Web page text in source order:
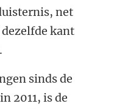
net
kant
sinds de
2011, is de